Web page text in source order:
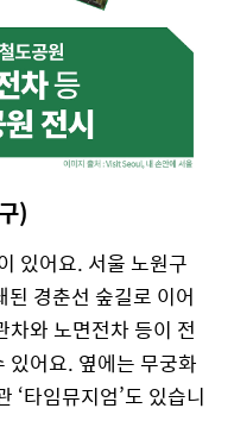
)
있어요. 서울 노원구
된 경춘선 숲길로 이어
와 노면전차 등이 전
있어요. 옆에는 무궁화
‘타임뮤지엄’도 있습니